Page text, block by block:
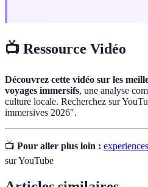
📺 Ressource Vidéo
Découvrez cette vidéo sur les
voyages immersifs, une analyse
culture locale. Recherchez sur
immersives 2026".
📺 Pour aller plus loin :
sur YouTube